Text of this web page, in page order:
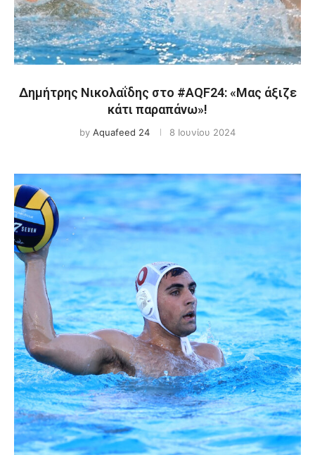
Δημήτρης Νικολαΐδης στο #AQF24: «Μας άξιζε
κάτι παραπάνω»!
by Aquafeed 24 8 Ιουνίου 2024